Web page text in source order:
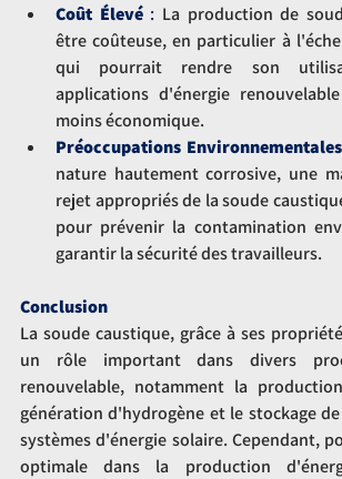
Coût Élevé : La production de
être coûteuse, en particulier à
qui pourrait rendre son
applications d'énergie
moins économique.
Préoccupations Environnementales
nature hautement corrosive, une
rejet appropriés de la soude
pour prévenir la contamination
garantir la sécurité des travailleurs.
Conclusion
La soude caustique, grâce à ses
un rôle important dans divers
renouvelable, notamment la
génération d'hydrogène et le stockage
systèmes d'énergie solaire. Cependant,
optimale dans la production